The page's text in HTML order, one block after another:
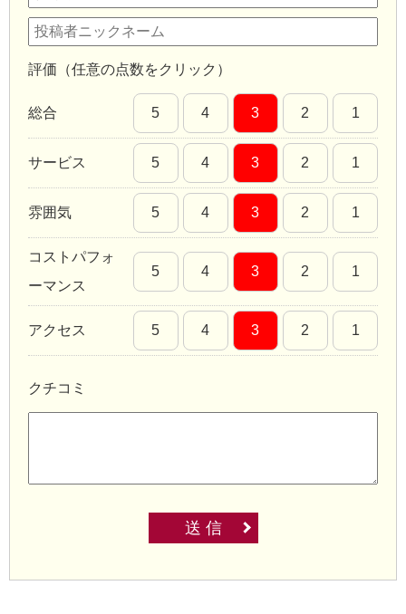
評価（任意の点数をクリック）
総合 5 4 3 2 1
サービス 5 4 3 2 1
雰囲気 5 4 3 2 1
コストパフォ
ーマンス
5 4 3 2 1
アクセス 5 4 3 2 1
クチコミ
送 信